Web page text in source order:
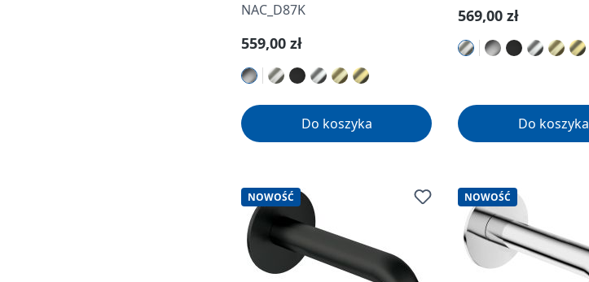
NAC_D87K
Cena regularna:
559,00 zł
Do koszyka
Cena regularna:
569,00 zł
Do koszyka
NOWOŚĆ NOWOŚĆ